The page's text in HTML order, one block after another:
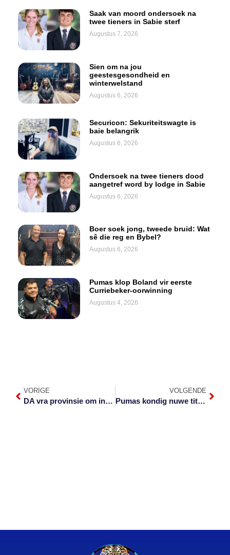
Saak van moord ondersoek na
twee tieners in Sabie sterf
Augustus 7, 2026
Sien om na jou
geestesgesondheid en
winterwelstand
Augustus 6, 2026
Securicon: Sekuriteitswagte is
baie belangrik
Augustus 6, 2026
Ondersoek na twee tieners dood
aangetref word by lodge in Sabie
Augustus 6, 2026
Boer soek jong, tweede bruid: Wat
sê die reg en Bybel?
Augustus 6, 2026
Pumas klop Boland vir eerste
Curriebeker-oorwinning
Augustus 4, 2026
VORIGE
DA vra provinsie om in te gryp by sukkelende munisipaliteite
VOLGENDE
Pumas kondig nuwe titelborg aan